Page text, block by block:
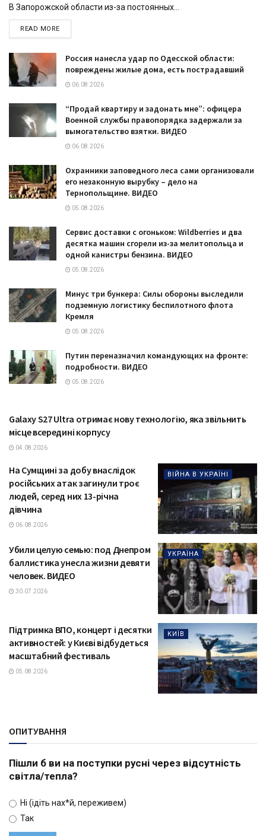
В Запорожской области из-за постоянных...
READ MOREDETAILS
Россия нанесла удар по Одесской области:
повреждены жилые дома, есть пострадавший
06.08.2026
“Продай квартиру и задонать мне”: офицера
Военной службы правопорядка задержали за
вымогательство взятки. ВИДЕО
06.08.2026
Охранники заповедного леса сами организовали
его незаконную вырубку – дело на
Тернопольщине. ВИДЕО
05.08.2026
Сервис доставки с огоньком: Wildberries и два
десятка машин сгорели из-за мелитопольца и
одной канистры бензина. ВИДЕО
05.08.2026
Минус три бункера: Силы обороны выследили
подземную логистику беспилотного флота
Кремля
05.08.2026
Путин переназначил командующих на фронте:
подробности. ВИДЕО
05.08.2026
ТЕХНОЛОГІЇ
Galaxy S27 Ultra отримає нову технологію, яка звільнить
місце всередині корпусу
04.08.2026
ВІЙНА В УКРАЇНІ
На Сумщині за добу внаслідок
російських атак загинули троє
людей, серед них 13-річна
дівчина
06.08.2026
УКРАЇНА
Убили целую семью: под Днепром
баллистика унесла жизни девяти
человек. ВИДЕО
30.07.2026
КИЇВ
Підтримка ВПО, концерт і десятки
активностей: у Києві відбудеться
масштабний фестиваль
05.08.2026
ОПИТУВАННЯ
Пішли б ви на поступки русні через відсутність
світла/тепла?
Ні (ідіть нах*й, переживем)
Так